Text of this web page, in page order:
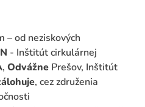
– od neziskových
- Inštitút cirkulárnej
, Odvážne Prešov, Inštitút
, cez združenia